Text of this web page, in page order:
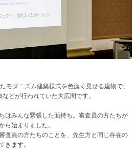
モダニズム建築様式を色濃く見せる建物で、
どが行われていた大広間です。
はみんな緊張した面持ち。審査員の方たちが
ら始まりました。
査員の方たちのことを、先生方と同じ存在の
きます。